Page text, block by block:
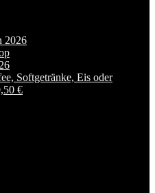
2026
Softgetränke, Eis oder
€